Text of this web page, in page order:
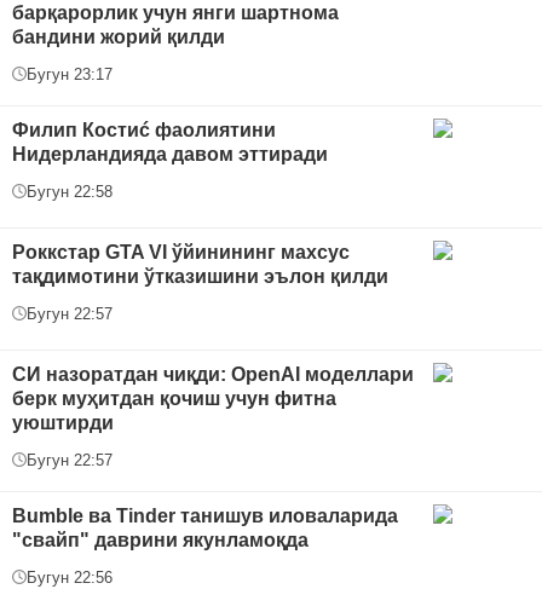
барқарорлик учун янги шартнома
бандини жорий қилди
Бугун 23:17
Филип Костиć фаолиятини
Нидерландияда давом эттиради
Бугун 22:58
Роккстар GTA VI ўйинининг махсус
тақдимотини ўтказишини эълон қилди
Бугун 22:57
СИ назоратдан чиқди: OpenAI моделлари
берк муҳитдан қочиш учун фитна
уюштирди
Бугун 22:57
Bumble ва Tinder танишув иловаларида
"свайп" даврини якунламоқда
Бугун 22:56